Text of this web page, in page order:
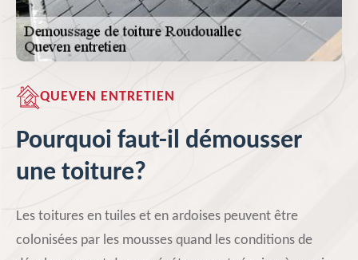
QUEVEN ENTRETIEN
Pourquoi faut-il démousser
une toiture?
Les toitures en tuiles et en ardoises peuvent être
colonisées par les mousses quand les conditions de